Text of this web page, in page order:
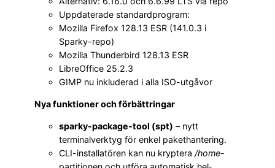
Uppdaterade standardprogram:
Mozilla Firefox 128.13 ESR (141.0.3 i
Sparky-repo)
Mozilla Thunderbird 128.13 ESR
LibreOffice 25.2.3
GIMP nu inkluderad i alla ISO-utgåvor
Nya funktioner och förbättringar
sparky-package-tool (spt) – nytt
terminalverktyg för enkel pakethantering.
CLI-installatören kan nu kryptera /home-